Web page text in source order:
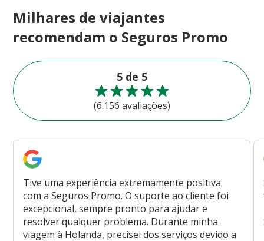
Milhares de viajantes
recomendam o Seguros Promo
5 de 5
(6.156 avaliações)
Tive uma experiência extremamente positiva
com a Seguros Promo. O suporte ao cliente foi
excepcional, sempre pronto para ajudar e
resolver qualquer problema. Durante minha
viagem à Holanda, precisei dos serviços devido a